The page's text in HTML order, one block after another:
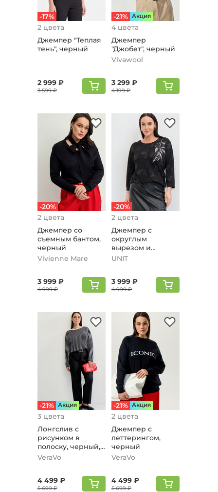
-17%
2 цвета
Джемпер "Теплая
тень", черный
2 999 ₽
3 599 ₽
-21% Aкция
4 цвета
Джемпер
"Джобет", черный
Vivawool
3 299 ₽
4 199 ₽
-20%
2 цвета
Джемпер со
съемным бантом,
черный
Vivienne Mare
3 999 ₽
4 999 ₽
-20%
2 цвета
Джемпер с
округлым
вырезом и
принтом, черный
UNIT
3 999 ₽
4 999 ₽
-21% Aкция
3 цвета
Лонгслив с
рисунком в
полоску, черный,
молочный
VeraVo
4 499 ₽
5 699 ₽
-21% Aкция
2 цвета
Джемпер с
леттерингом,
черный
VeraVo
4 499 ₽
5 699 ₽